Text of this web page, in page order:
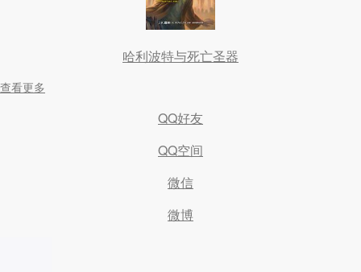
哈利波特与死亡圣器
查看更多
QQ好友
QQ空间
微信
微博